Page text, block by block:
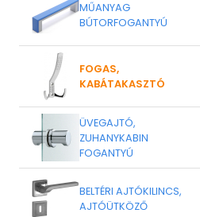
MŰANYAG
BÚTORFOGANTYÚ
FOGAS,
KABÁTAKASZTÓ
ÜVEGAJTÓ,
ZUHANYKABIN
FOGANTYÚ
BELTÉRI AJTÓKILINCS,
AJTÓÜTKÖZŐ